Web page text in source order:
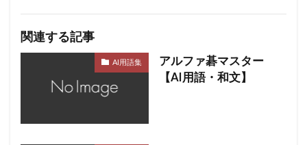
関連する記事
AI用語集
アルファ碁マスター
【AI用語・和文】